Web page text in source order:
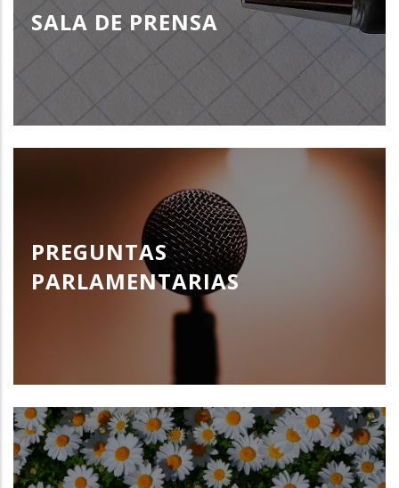
SALA DE PRENSA
PREGUNTAS
PARLAMENTARIAS